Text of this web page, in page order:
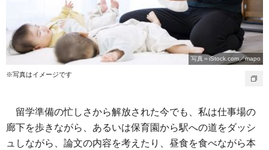
写真＝iStock.com／mapo
※写真はイメージです
留学準備の忙しさから解放された今でも、私は仕事場の
廊下を歩きながら、あるいは保育園から駅への道をダッシ
ュしながら、論文の内容を考えたり、昼食を食べながら本